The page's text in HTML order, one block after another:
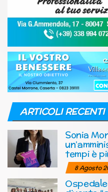
ARTICOLI RECENTI
Sonia
tempi è
8 Agosto